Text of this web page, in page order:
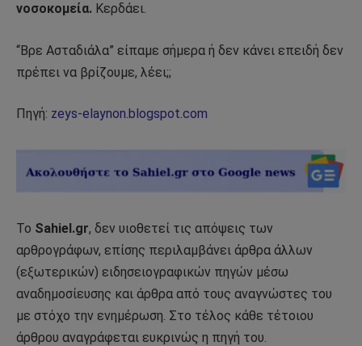
νοσοκομεία. Κερδάει.
“Βρε Ασταδιάλα” είπαμε σήμερα ή δεν κάνει επειδή δεν
πρέπει να βρίζουμε, λέει;;
Πηγή: zeys-elaynon.blogspot.com
Το Sahiel.gr, δεν υιοθετεί τις απόψεις των
αρθρογράφων, επίσης περιλαμβάνει άρθρα άλλων
(εξωτερικών) ειδησειογραφικών πηγών μέσω
αναδημοσίευσης και άρθρα από τους αναγνώστες του
με στόχο την ενημέρωση. Στο τέλος κάθε τέτοιου
άρθρου αναγράφεται ευκρινώς η πηγή του.